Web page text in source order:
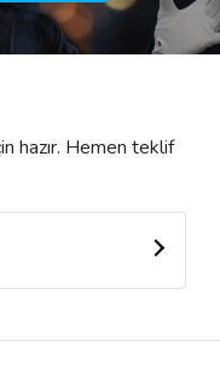
hazır. Hemen teklif